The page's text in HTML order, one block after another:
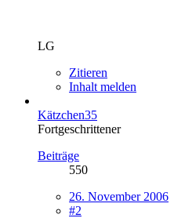
LG
Zitieren
Inhalt melden
Kätzchen35
Fortgeschrittener
Beiträge
550
26. November 2006
#2